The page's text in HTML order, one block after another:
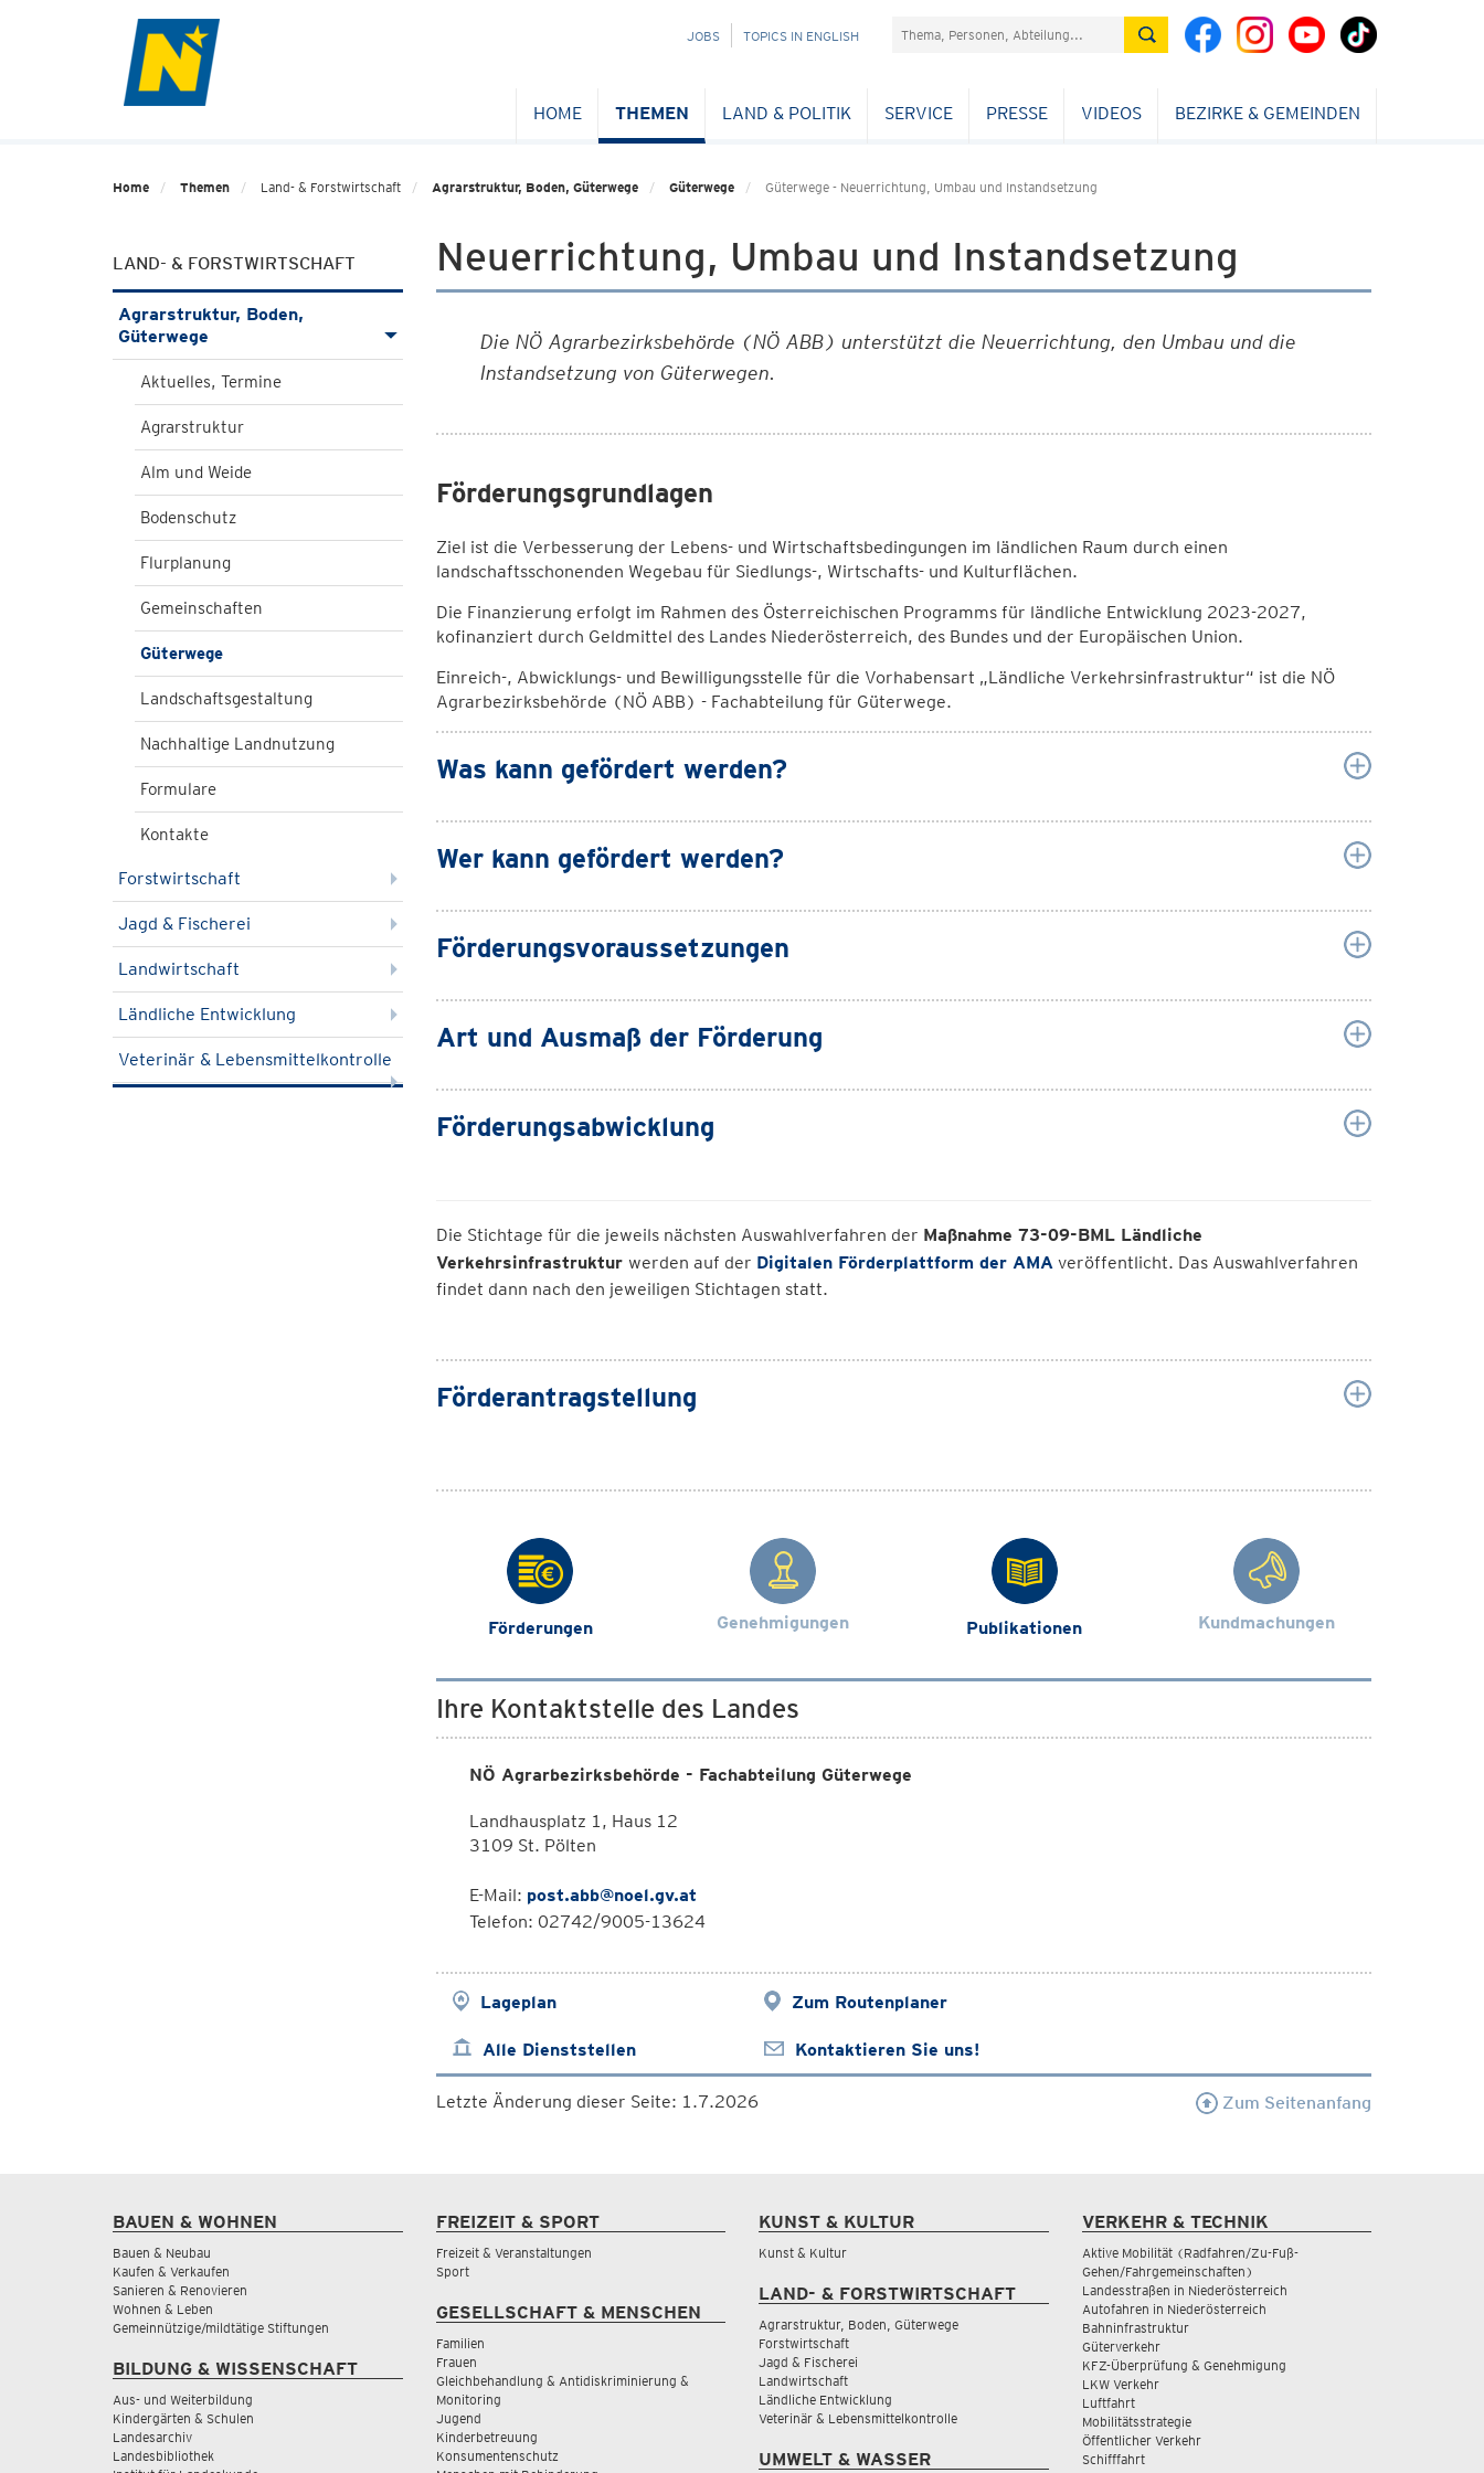
NAVIGATION
JOBS TOPICS IN ENGLISH Suchefeld
HOME THEMEN LAND & POLITIK SERVICE PRESSE VIDEOS BEZIRKE & GEMEINDEN
Home Themen Land- & Forstwirtschaft Agrarstruktur, Boden, Güterwege Güterwege Güterwege - Neuerrichtung, Umbau und Instandsetzung
LAND- & FORSTWIRTSCHAFT
Agrarstruktur, Boden,
Güterwege
Aktuelles, Termine
Agrarstruktur
Alm und Weide
Bodenschutz
Flurplanung
Gemeinschaften
Güterwege
Landschaftsgestaltung
Nachhaltige Landnutzung
Formulare
Kontakte
Forstwirtschaft
Jagd & Fischerei
Landwirtschaft
Ländliche Entwicklung
Veterinär & Lebensmittelkontrolle
Neuerrichtung, Umbau und Instandsetzung
Die NÖ Agrarbezirksbehörde (NÖ ABB) unterstützt die Neuerrichtung, den Umbau und die
Instandsetzung von Güterwegen.
Förderungsgrundlagen
Ziel ist die Verbesserung der Lebens- und Wirtschaftsbedingungen im ländlichen Raum durch einen
landschaftsschonenden Wegebau für Siedlungs-, Wirtschafts- und Kulturflächen.
Die Finanzierung erfolgt im Rahmen des Österreichischen Programms für ländliche Entwicklung 2023-2027,
kofinanziert durch Geldmittel des Landes Niederösterreich, des Bundes und der Europäischen Union.
Einreich-, Abwicklungs- und Bewilligungsstelle für die Vorhabensart „Ländliche Verkehrsinfrastruktur“ ist die NÖ
Agrarbezirksbehörde (NÖ ABB) - Fachabteilung für Güterwege.
Was kann gefördert werden?
Wer kann gefördert werden?
Förderungsvoraussetzungen
Art und Ausmaß der Förderung
Förderungsabwicklung
Die Stichtage für die jeweils nächsten Auswahlverfahren der Maßnahme 73-09-BML Ländliche
Verkehrsinfrastruktur werden auf der DigitalenFörderplattform der AMAveröffentlicht. Das Auswahlverfahren
findet dann nach den jeweiligen Stichtagen statt.
Förderantragstellung
Förderungen Genehmigungen Publikationen Kundmachungen
Ihre Kontaktstelle des Landes
NÖ Agrarbezirksbehörde - Fachabteilung Güterwege
Landhausplatz 1, Haus 12
3109 St. Pölten
E-Mail: post.abb@noel.gv.at
Telefon: 02742/9005-13624
Lageplan Zum Routenplaner
Alle Dienststellen Kontaktieren Sie uns!
Letzte Änderung dieser Seite: 1.7.2026 Zum Seitenanfang
BAUEN & WOHNEN
Bauen & Neubau
Kaufen & Verkaufen
Sanieren & Renovieren
Wohnen & Leben
Gemeinnützige/mildtätige Stiftungen
BILDUNG & WISSENSCHAFT
Aus- und Weiterbildung
Kindergärten & Schulen
Landesarchiv
Landesbibliothek
FREIZEIT & SPORT
Freizeit & Veranstaltungen
Sport
GESELLSCHAFT & MENSCHEN
Familien
Frauen
Gleichbehandlung & Antidiskriminierung &
Monitoring
Jugend
Kinderbetreuung
Konsumentenschutz
KUNST & KULTUR
Kunst & Kultur
LAND- & FORSTWIRTSCHAFT
Agrarstruktur, Boden, Güterwege
Forstwirtschaft
Jagd & Fischerei
Landwirtschaft
Ländliche Entwicklung
Veterinär & Lebensmittelkontrolle
UMWELT & WASSER
VERKEHR & TECHNIK
Aktive Mobilität (Radfahren/Zu-Fuß-
Gehen/Fahrgemeinschaften)
Landesstraßen in Niederösterreich
Autofahren in Niederösterreich
Bahninfrastruktur
Güterverkehr
KFZ-Überprüfung & Genehmigung
LKW Verkehr
Luftfahrt
Mobilitätsstrategie
Öffentlicher Verkehr
Schifffahrt